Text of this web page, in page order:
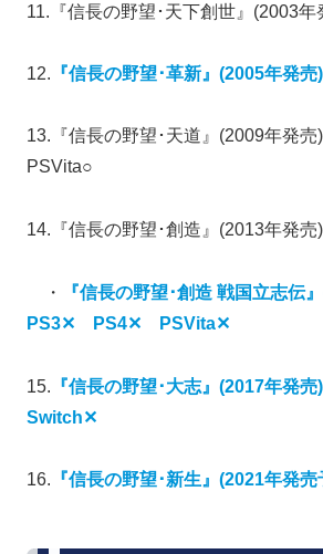
11.『信長の野望･天下創世』(2003
12. 『信長の野望･革新』(2005年
13.『信長の野望･天道』(2009年発
PSVita○
14.『信長の野望･創造』(2013年発
・
『信長の野望･創造 戦国立志伝
PS3✕ PS4✕ PSVita✕
15. 『信長の野望･大志』(2017年
Switch✕
16. 『信長の野望･新生』(2021年発売